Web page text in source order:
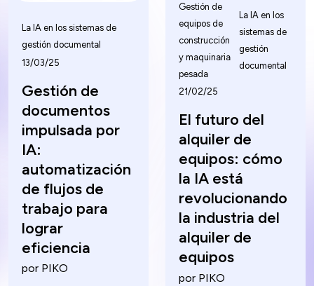
La IA en los sistemas de
gestión documental
13/03/25
Gestión de
documentos
impulsada por
IA:
automatización
de flujos de
trabajo para
lograr
eficiencia
por PIKO
Gestión de
equipos de
construcción
y maquinaria
pesada
La IA en los
sistemas de
gestión
documental
21/02/25
El futuro del
alquiler de
equipos: cómo
la IA está
revolucionando
la industria del
alquiler de
equipos
por PIKO